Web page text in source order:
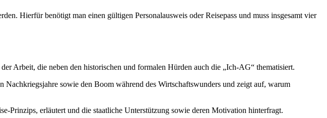
Hierfür benötigt man einen gültigen Personalausweis oder Reisepass und muss insgesamt vier
Arbeit, die neben den historischen und formalen Hürden auch die „Ich-AG“ thematisiert.
Nachkriegsjahre sowie den Boom während des Wirtschaftswunders und zeigt auf, warum
Prinzips, erläutert und die staatliche Unterstützung sowie deren Motivation hinterfragt.